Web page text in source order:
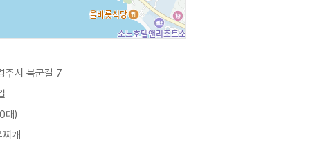
주시 북군길 7
대)
개